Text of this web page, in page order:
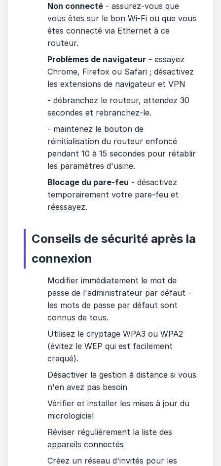
Non connecté - assurez-vous que
vous êtes sur le bon Wi-Fi ou que vous
êtes connecté via Ethernet à ce
routeur.
Problèmes de navigateur - essayez
Chrome, Firefox ou Safari ; désactivez
les extensions de navigateur et VPN
- débranchez le routeur, attendez 30
secondes et rebranchez-le.
- maintenez le bouton de
réinitialisation du routeur enfoncé
pendant 10 à 15 secondes pour rétablir
les paramètres d'usine.
Blocage du pare-feu - désactivez
temporairement votre pare-feu et
réessayez.
Conseils de sécurité après la
connexion
Modifier immédiatement le mot de
passe de l'administrateur par défaut -
les mots de passe par défaut sont
connus de tous.
Utilisez le cryptage WPA3 ou WPA2
(évitez le WEP qui est facilement
craqué).
Désactiver la gestion à distance si vous
n'en avez pas besoin
Vérifier et installer les mises à jour du
micrologiciel
Réviser régulièrement la liste des
appareils connectés
Créez un réseau d'invités pour les